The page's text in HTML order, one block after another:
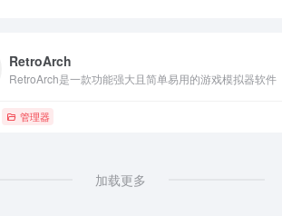
RetroArch
RetroArch是一款功能强大且简单易用的游戏模拟器软件
管理器
加载更多